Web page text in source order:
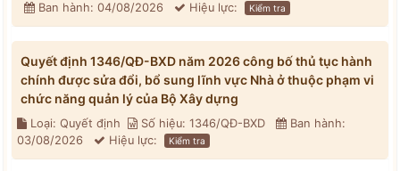
Ban hành: 04/08/2026
Hiệu lực: Kiểm tra
Quyết định 1346/QĐ-BXD năm 2026 công bố thủ tục hành
chính được sửa đổi, bổ sung lĩnh vực Nhà ở thuộc phạm vi
chức năng quản lý của Bộ Xây dựng
Loại: Quyết định Số hiệu: 1346/QĐ-BXD
Ban hành:
03/08/2026
Hiệu lực: Kiểm tra